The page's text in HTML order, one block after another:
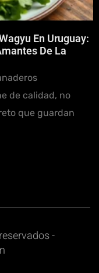
En Uruguay:
De La
de calidad, no
que guardan
-